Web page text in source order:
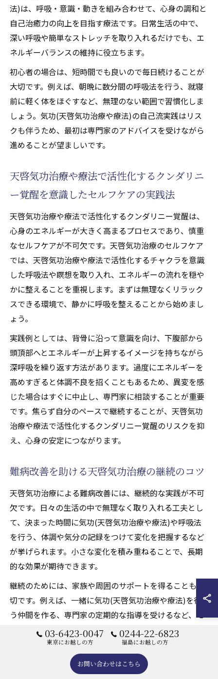
法)は、呼吸・意識・動きを組み合わせて、心身の調和と
自己治癒力の向上を目指す療法です。日常生活の中で、
深い呼吸や簡単なストレッチを取り入れるだけでも、エ
ネルギーバランスの維持に役立ちます。
初心者の場合は、短時間でも良いので毎日続けることが
大切です。例えば、朝晩に数分間の呼吸法を行う、就寝
前に軽く体をほぐすなど、無理のない範囲で習慣化しま
しょう。気功(天啓気功治療や療法)の自己流実践はリス
クも伴うため、最初は専門家のアドバイスを受けながら
進めることが望ましいです。
天啓気功治療や療法で活性化するクンダリニ
ー覚醒を意識したセルフケアの実践法
天啓気功治療や療法で活性化するクンダリニー覚醒は、
心身のエネルギーが大きく高まるプロセスであり、慎重
なセルフケアが不可欠です。天啓気功治療のセルフケア
では、天啓気功治療や療法で活性化するチャクラを意識
した呼吸法や瞑想を取り入れ、エネルギーの流れを穏や
かに整えることを重視します。まずは無理なくリラック
スできる環境で、静かに呼吸を整えることから始めまし
ょう。
実践例としては、背骨に沿って意識を向け、下腹部から
頭頂部へとエネルギーが上昇するイメージを持ちながら
深呼吸を繰り返す方法があります。過度にエネルギーを
高めすぎると体調不良を招くこともあるため、異変を感
じた場合はすぐに中止し、専門家に相談することが重要
です。焦らず自分のペースで継続することが、天啓気功
治療や療法で活性化するクンダリニー覚醒のリスクを抑
え、心身の安定につながります。
難病改善を助ける天啓気功治療の継続のコツ
天啓気功治療による難病改善には、継続的な実践が不可
欠です。日々の生活の中で無理なく取り入れる工夫とし
て、決まった時間に気功(天啓気功治療や療法)や呼吸法
を行う、体調や気分の記録をつけて変化を把握するなど
が挙げられます。小さな変化を積み重ねることで、長期
的な効果が期待できます。
継続のためには、家族や周囲のサポートを得ることも大
切です。例えば、一緒に気功(天啓気功治療や療法)を行
う仲間を作る、専門家の定期的な指導を受けるなど、モ
チベーションを維持する工夫が有効です。途中で症状の
変化や不安を感じた場合は、無理をせず、施術者や医療
従事者と連携しながら進めましょう。継続は力なりとい
う言葉の通り、焦らず着実に取り組むことが寛解への近
03-6423-0047
東京にお越しの方
0244-22-6823
福島にお越しの方
お問い合わせはこちら